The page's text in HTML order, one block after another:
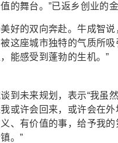
的舞台。”已返乡创业的金
的双向奔赴。牛成智说
这座城市独特的气质所
能感受到蓬勃的生机。”
未来规划，表示“我虽
或许会回来，或许会在
、有价值的事，给予我
。”